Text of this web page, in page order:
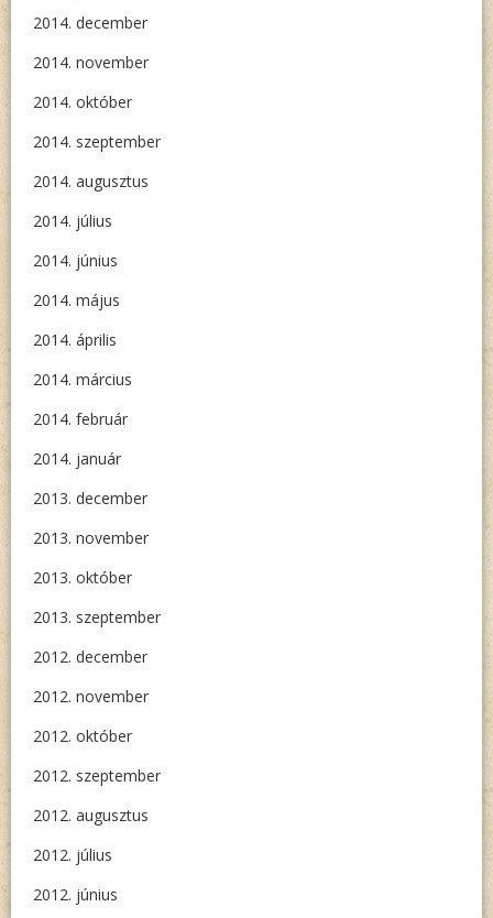
2014. december
2014. november
2014. október
2014. szeptember
2014. augusztus
2014. július
2014. június
2014. május
2014. április
2014. március
2014. február
2014. január
2013. december
2013. november
2013. október
2013. szeptember
2012. december
2012. november
2012. október
2012. szeptember
2012. augusztus
2012. július
2012. június